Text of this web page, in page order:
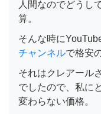
人間なのでどうし
算。
そんな時に
チャンネルで格安
それはクレアール
でしたので、私に
変わらない価格。